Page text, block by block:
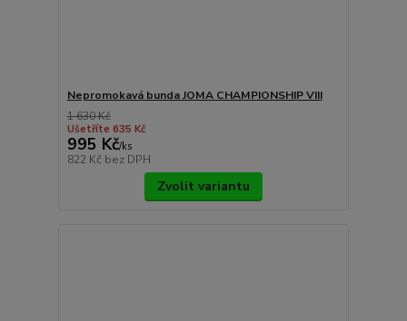
Nepromokavá bunda JOMA CHAMPIONSHIP VIII
1 630 Kč
Ušetříte 635 Kč
995 Kč/ks
822 Kč bez DPH
Zvolit variantu